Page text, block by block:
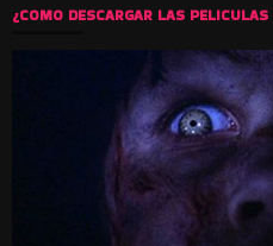
¿COMO DESCARGAR LAS